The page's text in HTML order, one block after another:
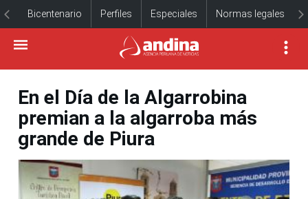
Bicentenario Perfiles Especiales Normas legales
En el Día de la Algarrobina
premian a la algarroba más
grande de Piura